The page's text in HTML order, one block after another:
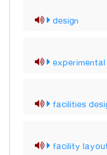
design
facilities
facility